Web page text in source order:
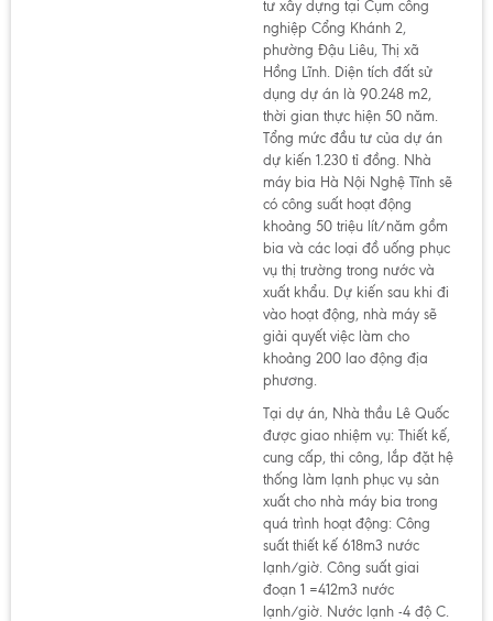
tư xây dựng tại Cụm công
nghiệp Cổng Khánh 2,
phường Đậu Liêu, Thị xã
Hồng Lĩnh. Diện tích đất sử
dụng dự án là 90.248 m2,
thời gian thực hiện 50 năm.
Tổng mức đầu tư của dự án
dự kiến 1.230 tỉ đồng. Nhà
máy bia Hà Nội Nghệ Tĩnh sẽ
có công suất hoạt động
khoảng 50 triệu lít/năm gồm
bia và các loại đồ uống phục
vụ thị trường trong nước và
xuất khẩu. Dự kiến sau khi đi
vào hoạt động, nhà máy sẽ
giải quyết việc làm cho
khoảng 200 lao động địa
phương.
Tại dự án, Nhà thầu Lê Quốc
được giao nhiệm vụ: Thiết kế,
cung cấp, thi công, lắp đặt hệ
thống làm lạnh phục vụ sản
xuất cho nhà máy bia trong
quá trình hoạt động: Công
suất thiết kế 618m3 nước
lạnh/giờ. Công suất giai
đoạn 1 =412m3 nước
lạnh/giờ. Nước lạnh -4 độ C.